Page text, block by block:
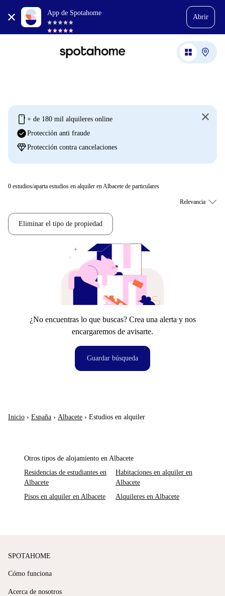
App de Spotahome
Abrir
mobile + de 180 mil alquileres online
check_circleProtección anti fraude
diamondProtección contra cancelaciones
0 estudios/aparta estudios en alquiler en Albacete de particulares
Eliminar el tipo de propiedad
¿No encuentras lo que buscas? Crea una alerta y nos
encargaremos de avisarte.
Guardar búsqueda
Inicio › España › Albacete › Estudios en alquiler
Otros tipos de alojamiento en Albacete
Residencias de estudiantes en
Albacete
Habitaciones en alquiler en
Albacete
Pisos en alquiler en Albacete
Alquileres en Albacete
SPOTAHOME
Cómo funciona
Acerca de nosotros